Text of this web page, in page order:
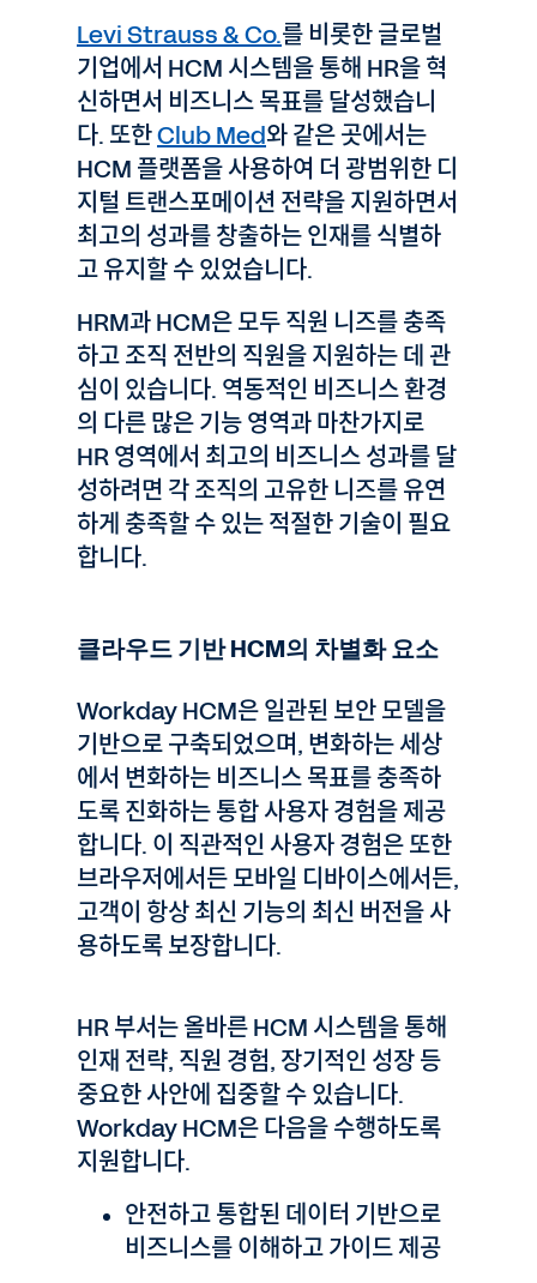
Levi Strauss & Co.를 비롯한 글로벌
기업에서 HCM 시스템을 통해 HR을 혁
신하면서 비즈니스 목표를 달성했습니
다. 또한Club Med와 같은 곳에서는
HCM 플랫폼을 사용하여 더 광범위한 디
지털 트랜스포메이션 전략을 지원하면서
최고의 성과를 창출하는 인재를 식별하
고 유지할 수 있었습니다.
HRM과 HCM은 모두 직원 니즈를 충족
하고 조직 전반의 직원을 지원하는 데 관
심이 있습니다. 역동적인 비즈니스 환경
의 다른 많은 기능 영역과 마찬가지로
HR 영역에서 최고의 비즈니스 성과를 달
성하려면 각 조직의 고유한 니즈를 유연
하게 충족할 수 있는 적절한 기술이 필요
합니다.
클라우드 기반 HCM의 차별화 요소
Workday HCM은 일관된 보안 모델을
기반으로 구축되었으며, 변화하는 세상
에서 변화하는 비즈니스 목표를 충족하
도록 진화하는 통합 사용자 경험을 제공
합니다. 이 직관적인 사용자 경험은 또한
브라우저에서든 모바일 디바이스에서든,
고객이 항상 최신 기능의 최신 버전을 사
용하도록 보장합니다.
HR 부서는 올바른 HCM 시스템을 통해
인재 전략, 직원 경험, 장기적인 성장 등
중요한 사안에 집중할 수 있습니다.
Workday HCM은 다음을 수행하도록
지원합니다.
안전하고 통합된 데이터 기반으로
비즈니스를 이해하고 가이드 제공